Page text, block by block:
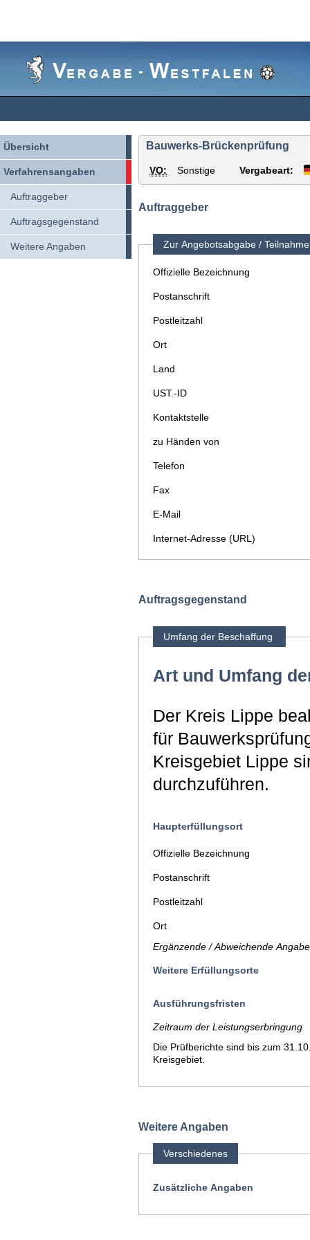
Übersicht
Verfahrensangaben
Auftraggeber
Auftragsgegenstand
Weitere Angaben
Bauwerks-Brückenprüfung
VO: Sonstige Vergabeart:
Auftraggeber
Zur Angebotsabgabe /
Offizielle Bezeichnung
Postanschrift
Postleitzahl
Ort
Land
UST.-ID
Kontaktstelle
zu Händen von
Telefon
Fax
E-Mail
Internet-Adresse (URL)
Auftragsgegenstand
Umfang der Beschaffung
Art und Umfang
Der Kreis Lippe
für
Kreisgebiet Lippe
durchzuführen.
Haupterfüllungsort
Offizielle Bezeichnung
Postanschrift
Postleitzahl
Ort
Ergänzende / Abweichende
Weitere Erfüllungsorte
Ausführungsfristen
Zeitraum der Leistungserbringung
Die Prüfberichte sind bis zum
Kreisgebiet.
Weitere Angaben
Verschiedenes
Zusätzliche Angaben